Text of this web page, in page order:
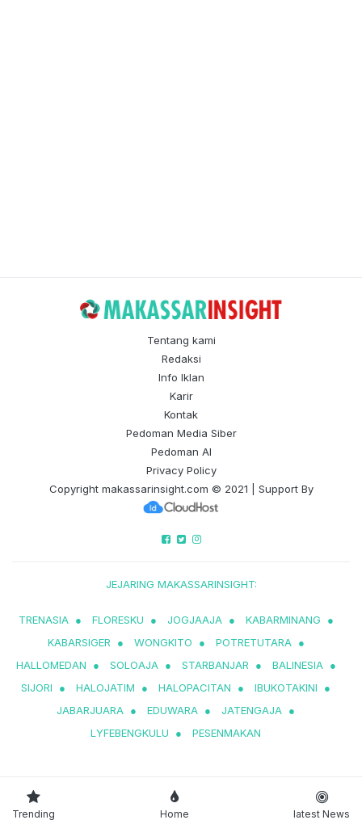
Tentang kami
Redaksi
Info Iklan
Karir
Kontak
Pedoman Media Siber
Pedoman AI
Privacy Policy
Copyright makassarinsight.com © 2021 | Support By
JEJARING MAKASSARINSIGHT:
TRENASIA ● FLORESKU ● JOGJAAJA ● KABARMINANG
●
KABARSIGER
● WONGKITO ● POTRETUTARA ●
HALLOMEDAN
● SOLOAJA ● STARBANJAR ● BALINESIA ●
SIJORI
● HALOJATIM ● HALOPACITAN ● IBUKOTAKINI
●
JABARJUARA ● EDUWARA ● JATENGAJA ●
LYFEBENGKULU
● PESENMAKAN
Trending Home latest News